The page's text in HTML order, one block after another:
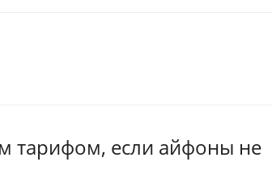
тарифом, если айфоны не